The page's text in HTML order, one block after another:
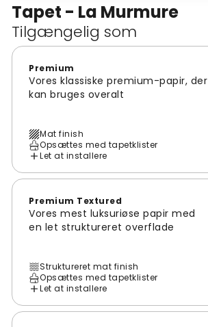
Tapet - La Murmure
Tilgængelig som
Premium
Vores klassiske premium-papir, der
kan bruges overalt
Mat finish
Opsættes med tapetklister
Let at installere
Premium Textured
Vores mest luksuriøse papir med
en let struktureret overflade
Struktureret mat finish
Opsættes med tapetklister
Let at installere